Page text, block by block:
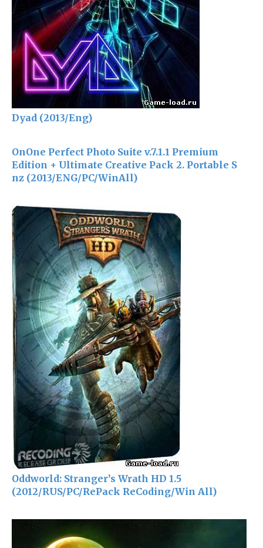
Dyad (2013/Eng)
OnOne Perfect Photo Suite v.7.1.1 Premium
Edition + Ultimate Creative Pack 2. Portable S
nz (2013/ENG/PC/WinAll)
Oddworld: Stranger’s Wrath HD 1.5
(2012/RUS/PC/RePack ReCoding/Win All)